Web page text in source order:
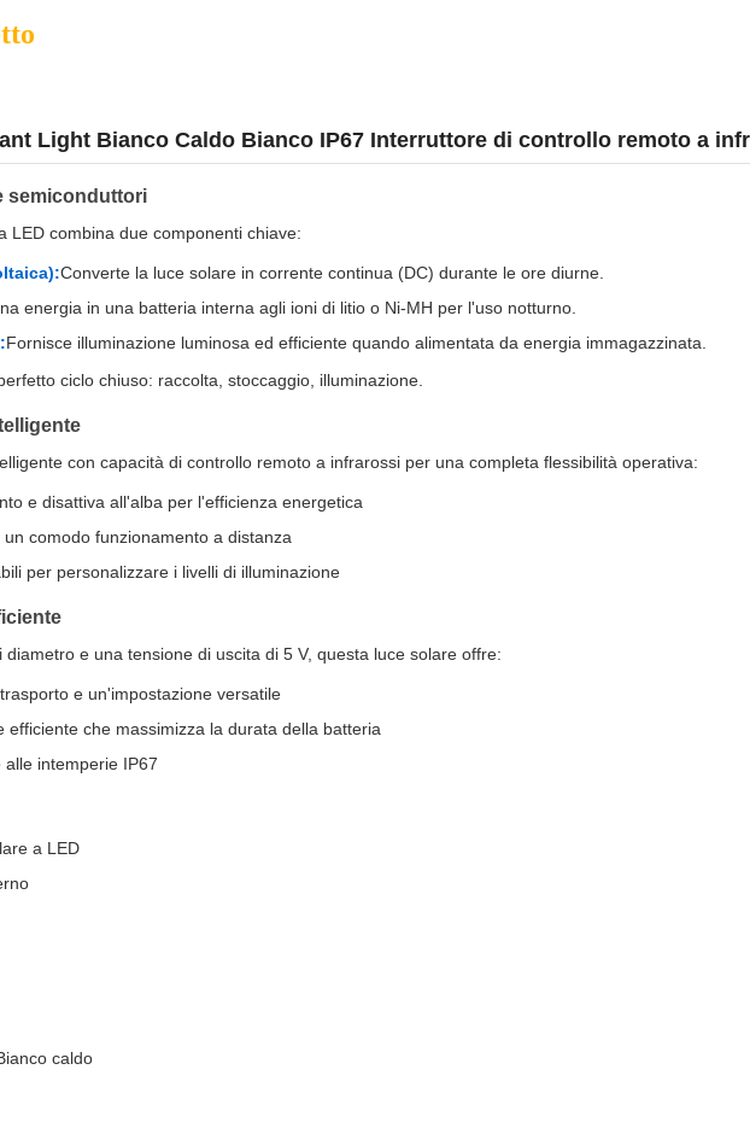
Light Bianco Caldo Bianco IP67 Interruttore di controllo remoto a
semiconduttori
LED combina due componenti chiave:
Converte la luce solare in corrente continua (DC) durante le ore diurne.
energia in una batteria interna agli ioni di litio o Ni-MH per l'uso notturno.
Fornisce illuminazione luminosa ed efficiente quando alimentata da energia immagazzinata.
ciclo chiuso: raccolta, stoccaggio, illuminazione.
con capacità di controllo remoto a infrarossi per una completa flessibilità operativa:
e disattiva all'alba per l'efficienza energetica
comodo funzionamento a distanza
per personalizzare i livelli di illuminazione
e una tensione di uscita di 5 V, questa luce solare offre:
e un'impostazione versatile
che massimizza la durata della batteria
intemperie IP67
a LED
caldo